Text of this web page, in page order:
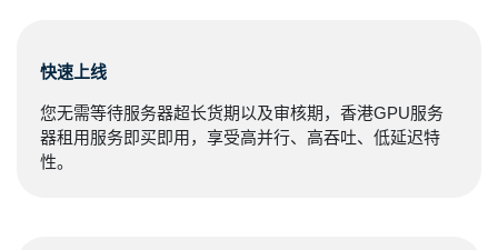
快速上线
您无需等待服务器超长货期以及审核期，香港GPU服务
器租用服务即买即用，享受高并行、高吞吐、低延迟特
性。